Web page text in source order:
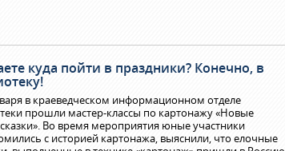
куда пойти в праздники? Конечно, в
в краеведческом информационном отделе
прошли мастер-классы по картонажу «Новые
Во время мероприятия юные участники
с историей картонажа, выяснили, что елочные